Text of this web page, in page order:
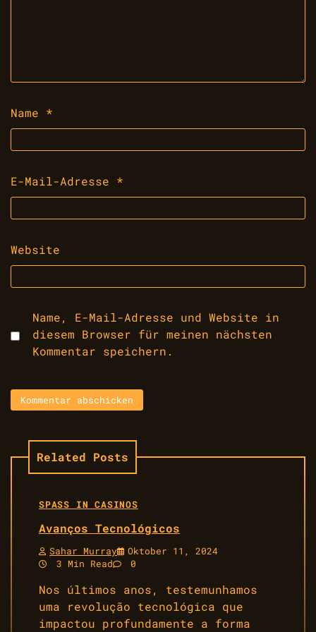
Name *
E-Mail-Adresse *
Website
Name, E-Mail-Adresse und Website in
diesem Browser für meinen nächsten
Kommentar speichern.
Related Posts
SPASS IN CASINOS
Avanços Tecnológicos
Sahar Murray
Oktober 11, 2024
3 Min Read
0
Nos últimos anos, testemunhamos
uma revolução tecnológica que
impactou profundamente a forma